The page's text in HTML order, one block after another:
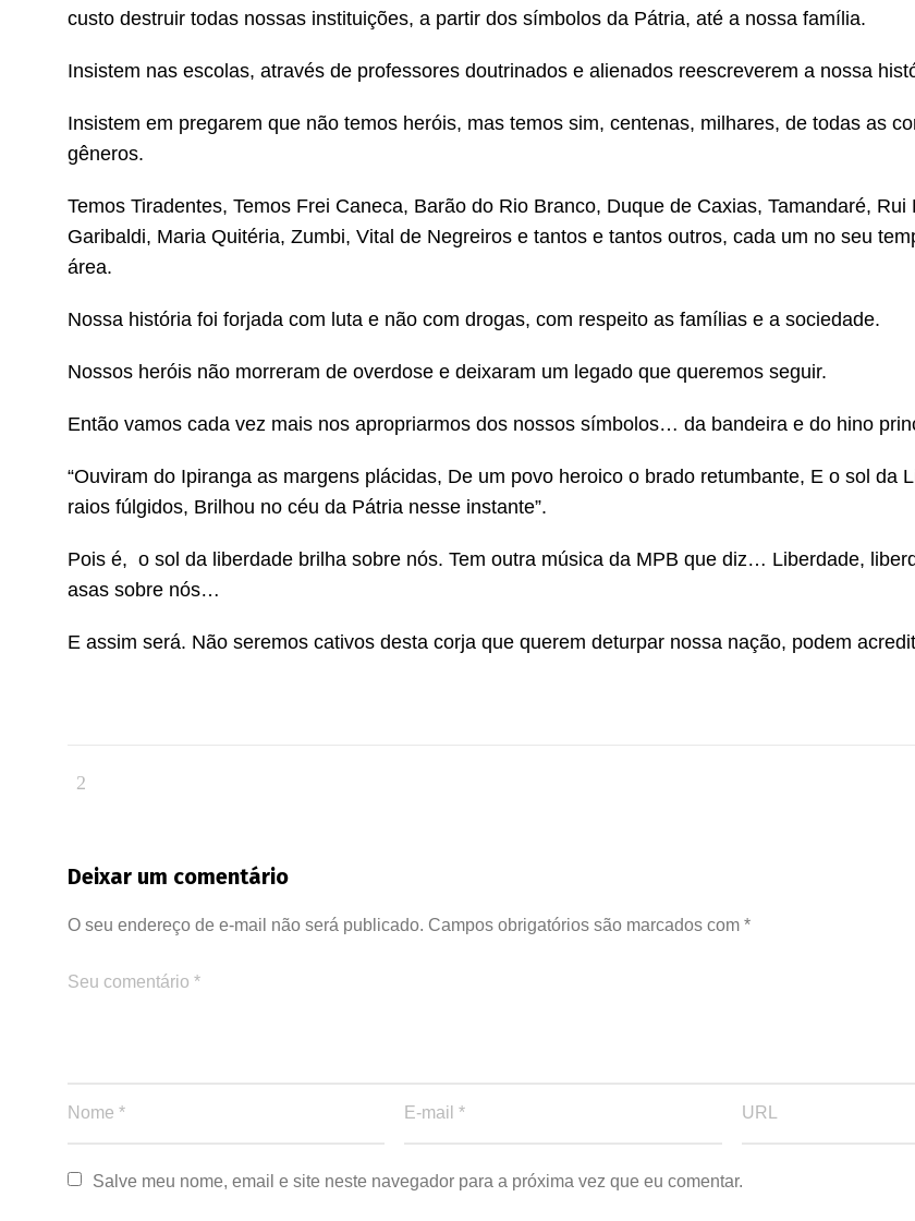
custo destruir todas nossas instituições, a partir dos símbolos da Pátria, até a nossa família.
Insistem nas escolas, através de professores doutrinados e alienados reescreverem a nossa
Insistem em pregarem que não temos heróis, mas temos sim, centenas, milhares, de todas as
gêneros.
Temos Tiradentes, Temos Frei Caneca, Barão do Rio Branco, Duque de Caxias, Tamandaré, Rui
Garibaldi, Maria Quitéria, Zumbi, Vital de Negreiros e tantos e tantos outros, cada um no seu
área.
Nossa história foi forjada com luta e não com drogas, com respeito as famílias e a sociedade.
Nossos heróis não morreram de overdose e deixaram um legado que queremos seguir.
Então vamos cada vez mais nos apropriarmos dos nossos símbolos… da bandeira e do hino
“Ouviram do Ipiranga as margens plácidas, De um povo heroico o brado retumbante, E o sol da
raios fúlgidos, Brilhou no céu da Pátria nesse instante”.
Pois é, o sol da liberdade brilha sobre nós. Tem outra música da MPB que diz… Liberdade,
asas sobre nós…
E assim será. Não seremos cativos desta corja que querem deturpar nossa nação, podem
Deixar um comentário
O seu endereço de e-mail não será publicado. Campos obrigatórios são marcados com *
Salve meu nome, email e site neste navegador para a próxima vez que eu comentar.